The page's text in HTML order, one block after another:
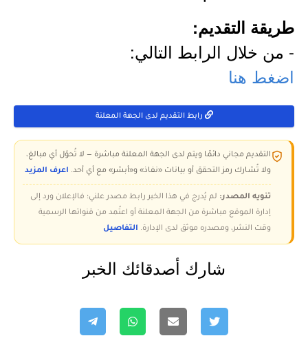
طريقة التقديم:
- من خلال الرابط التالي:
اضغط هنا
رابط التقديم لدى الجهة المعلنة
التقديم مجاني دائمًا ويتم لدى الجهة المعلنة مباشرة — لا تُحوّل أي مبالغ،
ولا تُشارك رمز التحقق أو بيانات «نفاذ» و«أبشر» مع أي أحد. اعرف المزيد
تنويه المصدر: لم يُدرج في هذا الخبر رابط مصدر علني؛ فالإعلان ورد إلى
إدارة الموقع مباشرة من الجهة المعلنة أو اعتُمد من قنواتها الرسمية
وقت النشر، ومصدره موثق لدى الإدارة. التفاصيل
شارك أصدقائك الخبر